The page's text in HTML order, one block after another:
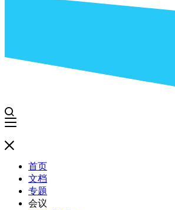
首页
文档
专题
会议